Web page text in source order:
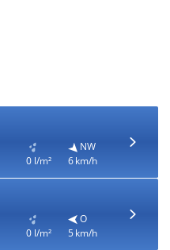
0 l/m²
NW
6 km/h
0 l/m²
O
5 km/h